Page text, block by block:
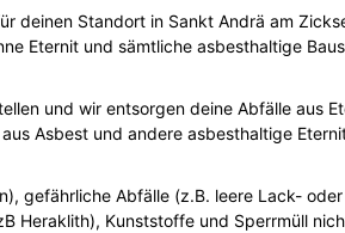
deinen Standort in Sankt Andrä am
Eternit und sämtliche asbesthaltige
und wir entsorgen deine Abfälle aus
Asbest und andere asbesthaltige
gefährliche Abfälle (z.B. leere Lack-
Heraklith), Kunststoffe und Sperrmüll